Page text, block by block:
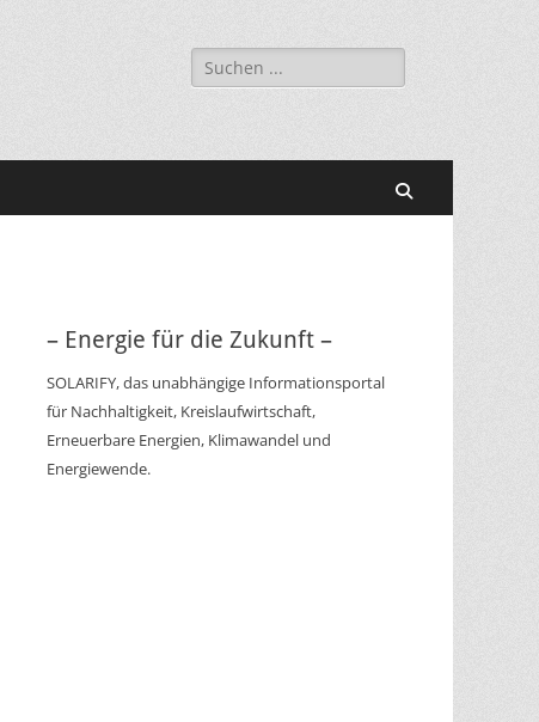
Suchen
nach:
– Energie für die Zukunft –
SOLARIFY, das unabhängige Informationsportal
für Nachhaltigkeit, Kreislaufwirtschaft,
Erneuerbare Energien, Klimawandel und
Energiewende.